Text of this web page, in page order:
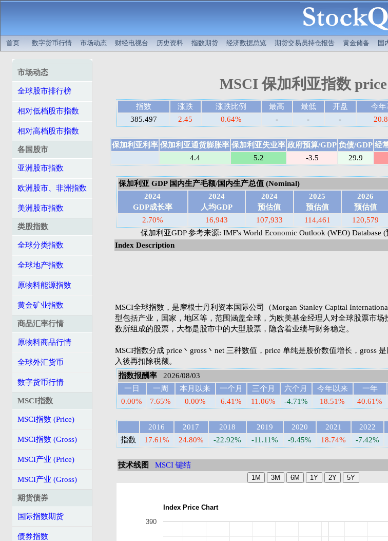
首页 数字货币行情 市场动态 财经电视台 历史资料 指数期货 经济数据总览 期货交易员持仓报告 黄金储备 国
市场动态
全球股市排行榜
相对低档股市指数
相对高档股市指数
各国股市
亚洲股市指数
欧洲股市、非洲指数
美洲股市指数
类股指数
全球分类指数
全球地产指数
原物料能源指数
黄金矿业指数
商品汇率行情
原物料商品行情
全球外汇货币
数字货币行情
MSCI指数
MSCI指数 (Price)
MSCI指数 (Gross)
MSCI产业 (Price)
MSCI产业 (Gross)
期货债券
国际指数期货
债券指数
MSCI 保加利亚指数 price
指数 涨跌 涨跌比例 最高 最低 开盘 今年
385.497
2.45 0.64% - - -
保加利亚利率 保加利亚通货膨胀率 保加利亚失业率 政府预算/GDP 负债/GDP 经
4.4
5.2 -3.5 29.9
保加利亚 GDP 国内生产毛额/国内生产总值 (Nominal)
2024
GDP成长率
2024
人均GDP
2024
预估值
2025
预估值
2026
预估值
2.70%
16,943 107,933 114,461 120,579
保加利亚GDP 参考来源: IMF's World Economic Outlook (WEO) Database
Index Description
MSCI全球指数，是摩根士丹利资本国际公司（Morgan Stanley Capital
型包括产业，国家，地区等，范围涵盖全球，为欧美基金经理人对全球股票市场
数所组成的股票，大都是股市中的大型股票，隐含着业绩与财务稳定。
MSCI指数分成 price丶gross丶net 三种数值，price 单纯是股价数值增长，gross
入後再扣除税额。
指数报酬率2026/08/03
一日
一周 本月以来 一个月 三个月 六个月 今年以来 一年
0.00%
7.65% 0.00% 6.41% 11.06% -4.71% 18.51% 40.61%
2016 2017 2018 2019 2020 2021 2022
指数
17.61% 24.80% -22.92% -11.11% -9.45% 18.74% -7.42%
技术线图 MSCI 键结
Index Price Chart
390